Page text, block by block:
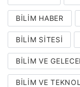
BILIM HABER
BILIM SITESI
BILIM VE
BILIM VE